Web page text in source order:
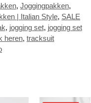
, Joggingpakken,
| Italian Style, SALE
, jogging set, jogging set
heren, tracksuit